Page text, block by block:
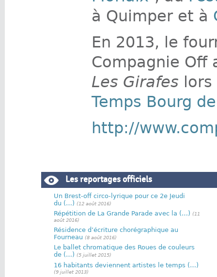
à Quimper et à
En 2013, le
Compagnie Off
Les Girafes
Temps Bourg
http://
Les reportages officiels
Un Brest-off circo-lyrique pour ce 2e Jeudi
du (…) (12 août 2016)
Répétition de La Grande Parade avec la (…) (11
août 2016)
Résidence d’écriture chorégraphique au
Fourneau (8 août 2016)
Le ballet chromatique des Roues de couleurs
de (…) (5 juillet 2015)
16 habitants deviennent artistes le temps (…)
(9 juillet 2013)